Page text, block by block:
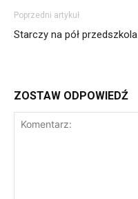
Poprzedni artykuł
Starczy na pół przedszkola
ZOSTAW ODPOWIEDŹ